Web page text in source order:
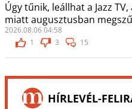
Úgy tűnik, leállhat a Jazz
miatt augusztusban
2026.08.06 04:58
1
3 15
HÍRLEVÉL-